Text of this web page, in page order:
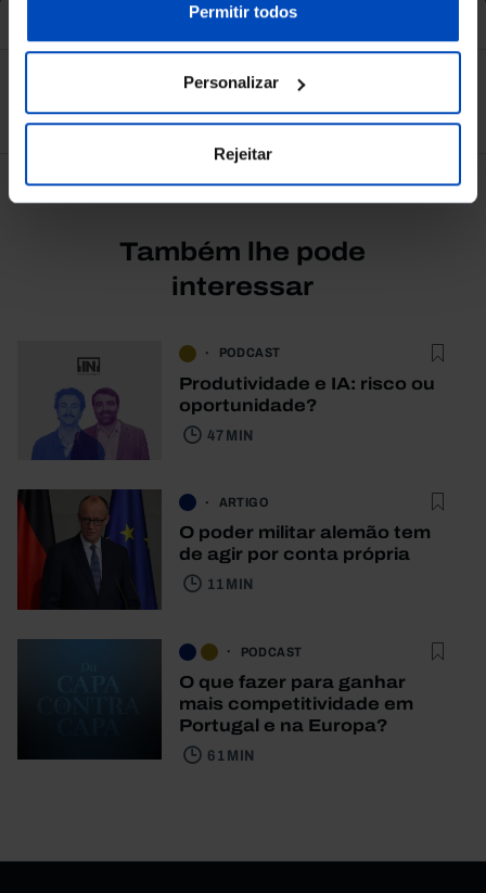
Política de Cookies.
Permitir todos
Personalizar
Rejeitar
Também lhe pode
interessar
PODCAST
Produtividade e IA: risco ou
oportunidade?
47 MIN
ARTIGO
O poder militar alemão tem
de agir por conta própria
11 MIN
PODCAST
O que fazer para ganhar
mais competitividade em
Portugal e na Europa?
61 MIN